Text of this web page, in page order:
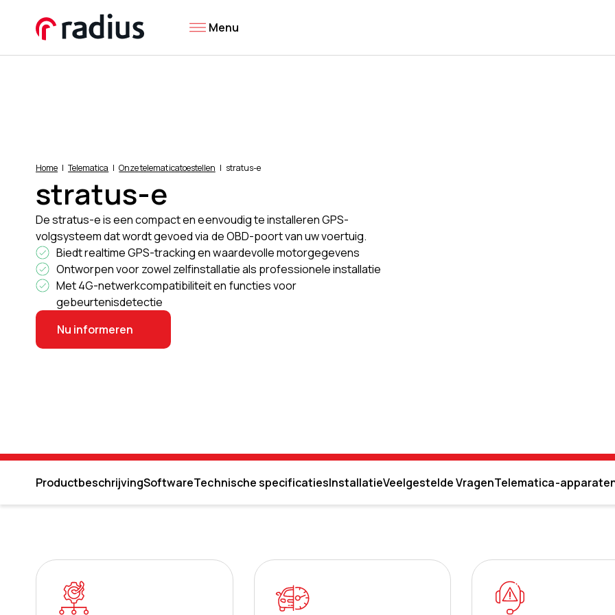
Menu
Home Telematica Onze telematicatoestellen stratus-e
stratus-e
De stratus-e is een compact en eenvoudig te installeren GPS-
volgsysteem dat wordt gevoed via de OBD-poort van uw voertuig.
Biedt realtime GPS-tracking en waardevolle motorgegevens
Ontworpen voor zowel zelfinstallatie als professionele installatie
Met 4G-netwerkcompatibiliteit en functies voor
gebeurtenisdetectie
Nu informeren
ProductbeschrijvingSoftwareTechnische specificatiesInstallatieVeelgestelde VragenTelematica-